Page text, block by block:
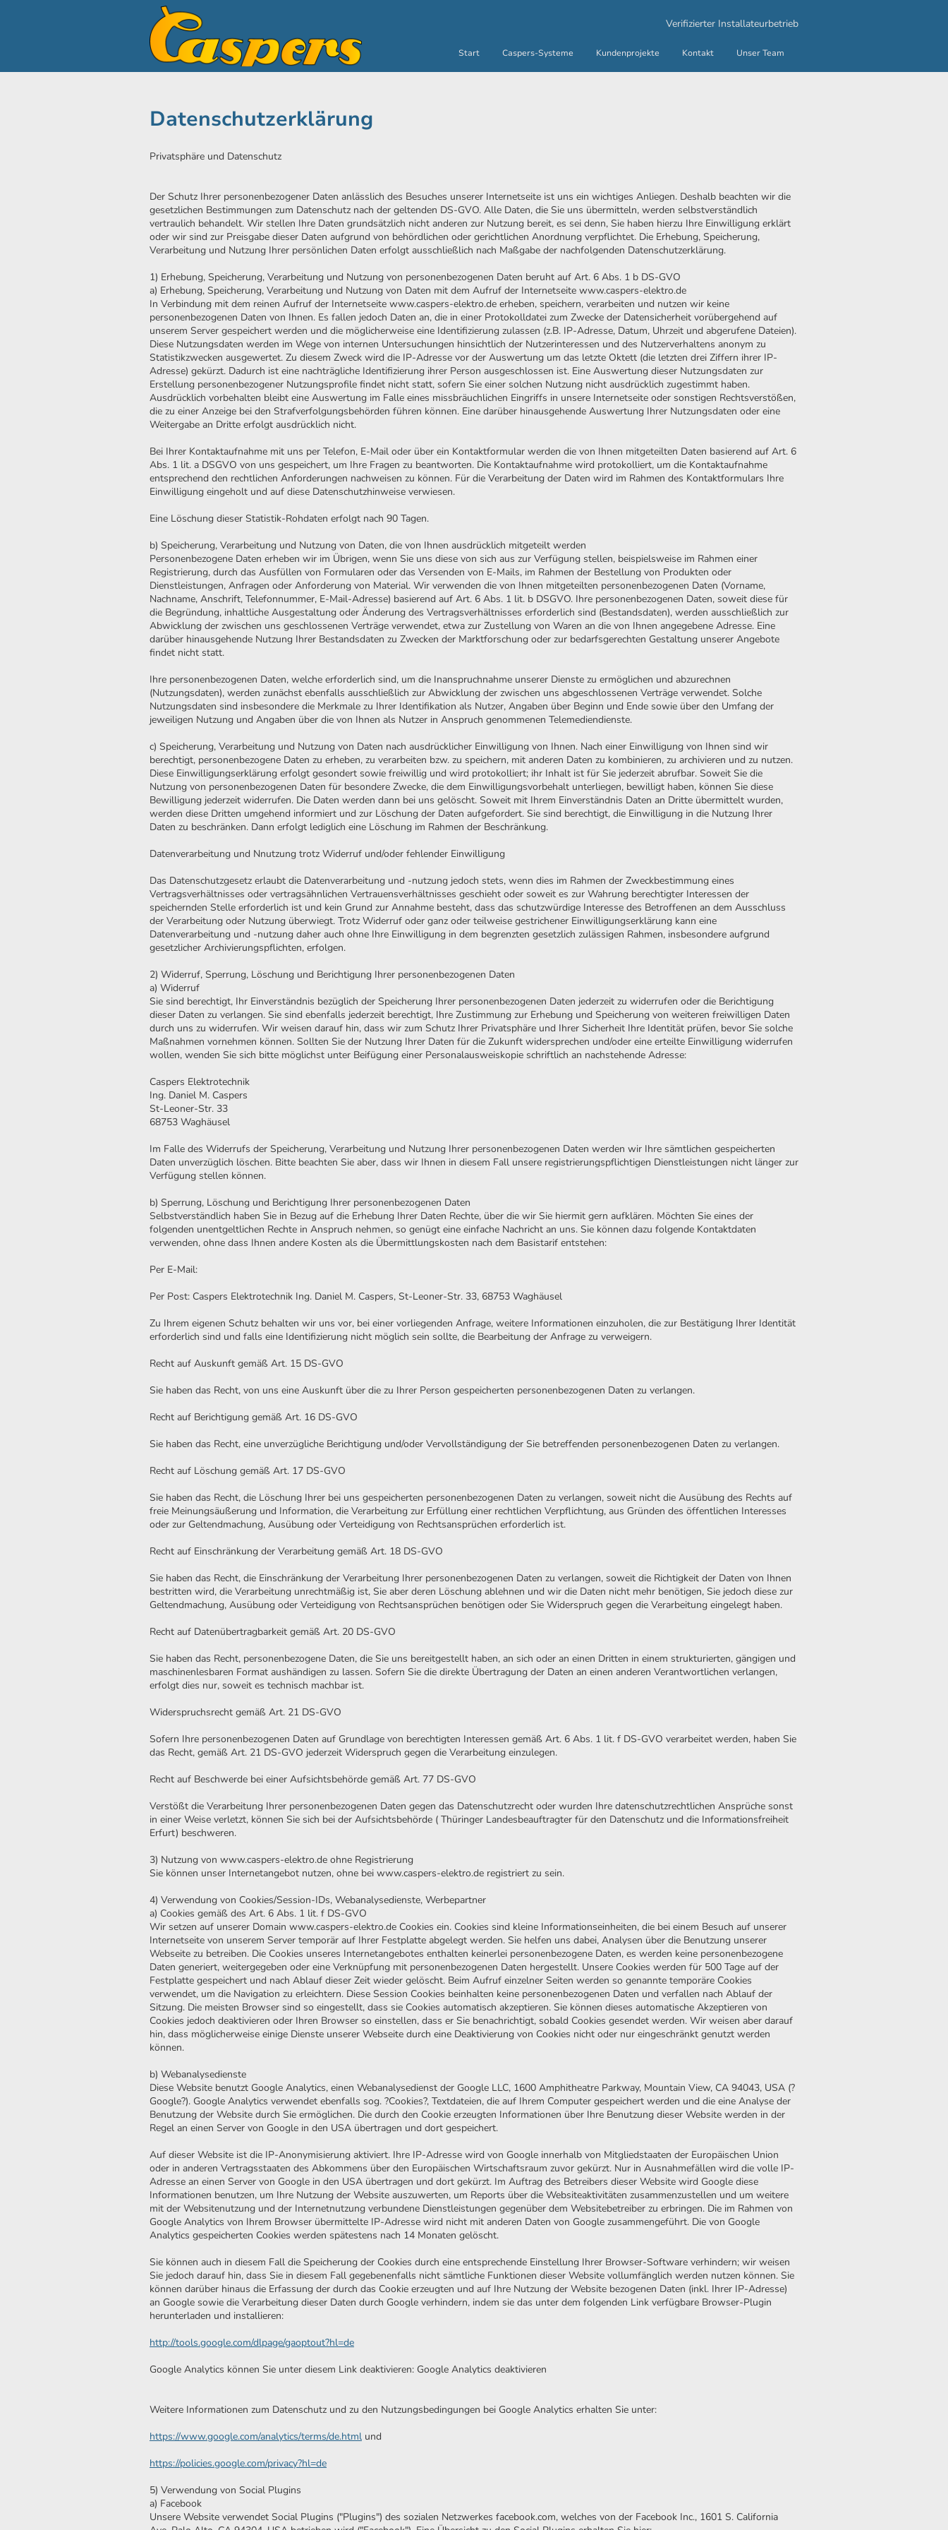
Verifizierter Installateurbetrieb
Start Caspers-Systeme Kundenprojekte Kontakt Unser Team
Datenschutzerklärung
Privatsphäre und Datenschutz
Der Schutz Ihrer personenbezogener Daten anlässlich des Besuches unserer Internetseite ist uns ein wichtiges Anliegen. Deshalb beachten wir die
gesetzlichen Bestimmungen zum Datenschutz nach der geltenden DS-GVO. Alle Daten, die Sie uns übermitteln, werden selbstverständlich
vertraulich behandelt. Wir stellen Ihre Daten grundsätzlich nicht anderen zur Nutzung bereit, es sei denn, Sie haben hierzu Ihre Einwilligung erklärt
oder wir sind zur Preisgabe dieser Daten aufgrund von behördlichen oder gerichtlichen Anordnung verpflichtet. Die Erhebung, Speicherung,
Verarbeitung und Nutzung Ihrer persönlichen Daten erfolgt ausschließlich nach Maßgabe der nachfolgenden Datenschutzerklärung.
1) Erhebung, Speicherung, Verarbeitung und Nutzung von personenbezogenen Daten beruht auf Art. 6 Abs. 1 b DS-GVO
a) Erhebung, Speicherung, Verarbeitung und Nutzung von Daten mit dem Aufruf der Internetseite www.caspers-elektro.de
In Verbindung mit dem reinen Aufruf der Internetseite www.caspers-elektro.de erheben, speichern, verarbeiten und nutzen wir keine
personenbezogenen Daten von Ihnen. Es fallen jedoch Daten an, die in einer Protokolldatei zum Zwecke der Datensicherheit vorübergehend auf
unserem Server gespeichert werden und die möglicherweise eine Identifizierung zulassen (z.B. IP-Adresse, Datum, Uhrzeit und abgerufene Dateien).
Diese Nutzungsdaten werden im Wege von internen Untersuchungen hinsichtlich der Nutzerinteressen und des Nutzerverhaltens anonym zu
Statistikzwecken ausgewertet. Zu diesem Zweck wird die IP-Adresse vor der Auswertung um das letzte Oktett (die letzten drei Ziffern ihrer IP-
Adresse) gekürzt. Dadurch ist eine nachträgliche Identifizierung ihrer Person ausgeschlossen ist. Eine Auswertung dieser Nutzungsdaten zur
Erstellung personenbezogener Nutzungsprofile findet nicht statt, sofern Sie einer solchen Nutzung nicht ausdrücklich zugestimmt haben.
Ausdrücklich vorbehalten bleibt eine Auswertung im Falle eines missbräuchlichen Eingriffs in unsere Internetseite oder sonstigen Rechtsverstößen,
die zu einer Anzeige bei den Strafverfolgungsbehörden führen können. Eine darüber hinausgehende Auswertung Ihrer Nutzungsdaten oder eine
Weitergabe an Dritte erfolgt ausdrücklich nicht.
Bei Ihrer Kontaktaufnahme mit uns per Telefon, E-Mail oder über ein Kontaktformular werden die von Ihnen mitgeteilten Daten basierend auf Art. 6
Abs. 1 lit. a DSGVO von uns gespeichert, um Ihre Fragen zu beantworten. Die Kontaktaufnahme wird protokolliert, um die Kontaktaufnahme
entsprechend den rechtlichen Anforderungen nachweisen zu können. Für die Verarbeitung der Daten wird im Rahmen des Kontaktformulars Ihre
Einwilligung eingeholt und auf diese Datenschutzhinweise verwiesen.
Eine Löschung dieser Statistik-Rohdaten erfolgt nach 90 Tagen.
b) Speicherung, Verarbeitung und Nutzung von Daten, die von Ihnen ausdrücklich mitgeteilt werden
Personenbezogene Daten erheben wir im Übrigen, wenn Sie uns diese von sich aus zur Verfügung stellen, beispielsweise im Rahmen einer
Registrierung, durch das Ausfüllen von Formularen oder das Versenden von E-Mails, im Rahmen der Bestellung von Produkten oder
Dienstleistungen, Anfragen oder Anforderung von Material. Wir verwenden die von Ihnen mitgeteilten personenbezogenen Daten (Vorname,
Nachname, Anschrift, Telefonnummer, E-Mail-Adresse) basierend auf Art. 6 Abs. 1 lit. b DSGVO. Ihre personenbezogenen Daten, soweit diese für
die Begründung, inhaltliche Ausgestaltung oder Änderung des Vertragsverhältnisses erforderlich sind (Bestandsdaten), werden ausschließlich zur
Abwicklung der zwischen uns geschlossenen Verträge verwendet, etwa zur Zustellung von Waren an die von Ihnen angegebene Adresse. Eine
darüber hinausgehende Nutzung Ihrer Bestandsdaten zu Zwecken der Marktforschung oder zur bedarfsgerechten Gestaltung unserer Angebote
findet nicht statt.
Ihre personenbezogenen Daten, welche erforderlich sind, um die Inanspruchnahme unserer Dienste zu ermöglichen und abzurechnen
(Nutzungsdaten), werden zunächst ebenfalls ausschließlich zur Abwicklung der zwischen uns abgeschlossenen Verträge verwendet. Solche
Nutzungsdaten sind insbesondere die Merkmale zu Ihrer Identifikation als Nutzer, Angaben über Beginn und Ende sowie über den Umfang der
jeweiligen Nutzung und Angaben über die von Ihnen als Nutzer in Anspruch genommenen Telemediendienste.
c) Speicherung, Verarbeitung und Nutzung von Daten nach ausdrücklicher Einwilligung von Ihnen. Nach einer Einwilligung von Ihnen sind wir
berechtigt, personenbezogene Daten zu erheben, zu verarbeiten bzw. zu speichern, mit anderen Daten zu kombinieren, zu archivieren und zu nutzen.
Diese Einwilligungserklärung erfolgt gesondert sowie freiwillig und wird protokolliert; ihr Inhalt ist für Sie jederzeit abrufbar. Soweit Sie die
Nutzung von personenbezogenen Daten für besondere Zwecke, die dem Einwilligungsvorbehalt unterliegen, bewilligt haben, können Sie diese
Bewilligung jederzeit widerrufen. Die Daten werden dann bei uns gelöscht. Soweit mit Ihrem Einverständnis Daten an Dritte übermittelt wurden,
werden diese Dritten umgehend informiert und zur Löschung der Daten aufgefordert. Sie sind berechtigt, die Einwilligung in die Nutzung Ihrer
Daten zu beschränken. Dann erfolgt lediglich eine Löschung im Rahmen der Beschränkung.
Datenverarbeitung und Nnutzung trotz Widerruf und/oder fehlender Einwilligung
Das Datenschutzgesetz erlaubt die Datenverarbeitung und -nutzung jedoch stets, wenn dies im Rahmen der Zweckbestimmung eines
Vertragsverhältnisses oder vertragsähnlichen Vertrauensverhältnisses geschieht oder soweit es zur Wahrung berechtigter Interessen der
speichernden Stelle erforderlich ist und kein Grund zur Annahme besteht, dass das schutzwürdige Interesse des Betroffenen an dem Ausschluss
der Verarbeitung oder Nutzung überwiegt. Trotz Widerruf oder ganz oder teilweise gestrichener Einwilligungserklärung kann eine
Datenverarbeitung und -nutzung daher auch ohne Ihre Einwilligung in dem begrenzten gesetzlich zulässigen Rahmen, insbesondere aufgrund
gesetzlicher Archivierungspflichten, erfolgen.
2) Widerruf, Sperrung, Löschung und Berichtigung Ihrer personenbezogenen Daten
a) Widerruf
Sie sind berechtigt, Ihr Einverständnis bezüglich der Speicherung Ihrer personenbezogenen Daten jederzeit zu widerrufen oder die Berichtigung
dieser Daten zu verlangen. Sie sind ebenfalls jederzeit berechtigt, Ihre Zustimmung zur Erhebung und Speicherung von weiteren freiwilligen Daten
durch uns zu widerrufen. Wir weisen darauf hin, dass wir zum Schutz Ihrer Privatsphäre und Ihrer Sicherheit Ihre Identität prüfen, bevor Sie solche
Maßnahmen vornehmen können. Sollten Sie der Nutzung Ihrer Daten für die Zukunft widersprechen und/oder eine erteilte Einwilligung widerrufen
wollen, wenden Sie sich bitte möglichst unter Beifügung einer Personalausweiskopie schriftlich an nachstehende Adresse:
Caspers Elektrotechnik
Ing. Daniel M. Caspers
St-Leoner-Str. 33
68753 Waghäusel
Im Falle des Widerrufs der Speicherung, Verarbeitung und Nutzung Ihrer personenbezogenen Daten werden wir Ihre sämtlichen gespeicherten
Daten unverzüglich löschen. Bitte beachten Sie aber, dass wir Ihnen in diesem Fall unsere registrierungspflichtigen Dienstleistungen nicht länger zur
Verfügung stellen können.
b) Sperrung, Löschung und Berichtigung Ihrer personenbezogenen Daten
Selbstverständlich haben Sie in Bezug auf die Erhebung Ihrer Daten Rechte, über die wir Sie hiermit gern aufklären. Möchten Sie eines der
folgenden unentgeltlichen Rechte in Anspruch nehmen, so genügt eine einfache Nachricht an uns. Sie können dazu folgende Kontaktdaten
verwenden, ohne dass Ihnen andere Kosten als die Übermittlungskosten nach dem Basistarif entstehen:
Per E-Mail:
Per Post: Caspers Elektrotechnik Ing. Daniel M. Caspers, St-Leoner-Str. 33, 68753 Waghäusel
Zu Ihrem eigenen Schutz behalten wir uns vor, bei einer vorliegenden Anfrage, weitere Informationen einzuholen, die zur Bestätigung Ihrer Identität
erforderlich sind und falls eine Identifizierung nicht möglich sein sollte, die Bearbeitung der Anfrage zu verweigern.
Recht auf Auskunft gemäß Art. 15 DS-GVO
Sie haben das Recht, von uns eine Auskunft über die zu Ihrer Person gespeicherten personenbezogenen Daten zu verlangen.
Recht auf Berichtigung gemäß Art. 16 DS-GVO
Sie haben das Recht, eine unverzügliche Berichtigung und/oder Vervollständigung der Sie betreffenden personenbezogenen Daten zu verlangen.
Recht auf Löschung gemäß Art. 17 DS-GVO
Sie haben das Recht, die Löschung Ihrer bei uns gespeicherten personenbezogenen Daten zu verlangen, soweit nicht die Ausübung des Rechts auf
freie Meinungsäußerung und Information, die Verarbeitung zur Erfüllung einer rechtlichen Verpflichtung, aus Gründen des öffentlichen Interesses
oder zur Geltendmachung, Ausübung oder Verteidigung von Rechtsansprüchen erforderlich ist.
Recht auf Einschränkung der Verarbeitung gemäß Art. 18 DS-GVO
Sie haben das Recht, die Einschränkung der Verarbeitung Ihrer personenbezogenen Daten zu verlangen, soweit die Richtigkeit der Daten von Ihnen
bestritten wird, die Verarbeitung unrechtmäßig ist, Sie aber deren Löschung ablehnen und wir die Daten nicht mehr benötigen, Sie jedoch diese zur
Geltendmachung, Ausübung oder Verteidigung von Rechtsansprüchen benötigen oder Sie Widerspruch gegen die Verarbeitung eingelegt haben.
Recht auf Datenübertragbarkeit gemäß Art. 20 DS-GVO
Sie haben das Recht, personenbezogene Daten, die Sie uns bereitgestellt haben, an sich oder an einen Dritten in einem strukturierten, gängigen und
maschinenlesbaren Format aushändigen zu lassen. Sofern Sie die direkte Übertragung der Daten an einen anderen Verantwortlichen verlangen,
erfolgt dies nur, soweit es technisch machbar ist.
Widerspruchsrecht gemäß Art. 21 DS-GVO
Sofern Ihre personenbezogenen Daten auf Grundlage von berechtigten Interessen gemäß Art. 6 Abs. 1 lit. f DS-GVO verarbeitet werden, haben Sie
das Recht, gemäß Art. 21 DS-GVO jederzeit Widerspruch gegen die Verarbeitung einzulegen.
Recht auf Beschwerde bei einer Aufsichtsbehörde gemäß Art. 77 DS-GVO
Verstößt die Verarbeitung Ihrer personenbezogenen Daten gegen das Datenschutzrecht oder wurden Ihre datenschutzrechtlichen Ansprüche sonst
in einer Weise verletzt, können Sie sich bei der Aufsichtsbehörde ( Thüringer Landesbeauftragter für den Datenschutz und die Informationsfreiheit
Erfurt) beschweren.
3) Nutzung von www.caspers-elektro.de ohne Registrierung
Sie können unser Internetangebot nutzen, ohne bei www.caspers-elektro.de registriert zu sein.
4) Verwendung von Cookies/Session-IDs, Webanalysedienste, Werbepartner
a) Cookies gemäß des Art. 6 Abs. 1 lit. f DS-GVO
Wir setzen auf unserer Domain www.caspers-elektro.de Cookies ein. Cookies sind kleine Informationseinheiten, die bei einem Besuch auf unserer
Internetseite von unserem Server temporär auf Ihrer Festplatte abgelegt werden. Sie helfen uns dabei, Analysen über die Benutzung unserer
Webseite zu betreiben. Die Cookies unseres Internetangebotes enthalten keinerlei personenbezogene Daten, es werden keine personenbezogene
Daten generiert, weitergegeben oder eine Verknüpfung mit personenbezogenen Daten hergestellt. Unsere Cookies werden für 500 Tage auf der
Festplatte gespeichert und nach Ablauf dieser Zeit wieder gelöscht. Beim Aufruf einzelner Seiten werden so genannte temporäre Cookies
verwendet, um die Navigation zu erleichtern. Diese Session Cookies beinhalten keine personenbezogenen Daten und verfallen nach Ablauf der
Sitzung. Die meisten Browser sind so eingestellt, dass sie Cookies automatisch akzeptieren. Sie können dieses automatische Akzeptieren von
Cookies jedoch deaktivieren oder Ihren Browser so einstellen, dass er Sie benachrichtigt, sobald Cookies gesendet werden. Wir weisen aber darauf
hin, dass möglicherweise einige Dienste unserer Webseite durch eine Deaktivierung von Cookies nicht oder nur eingeschränkt genutzt werden
können.
b) Webanalysedienste
Diese Website benutzt Google Analytics, einen Webanalysedienst der Google LLC, 1600 Amphitheatre Parkway, Mountain View, CA 94043, USA (?
Google?). Google Analytics verwendet ebenfalls sog. ?Cookies?, Textdateien, die auf Ihrem Computer gespeichert werden und die eine Analyse der
Benutzung der Website durch Sie ermöglichen. Die durch den Cookie erzeugten Informationen über Ihre Benutzung dieser Website werden in der
Regel an einen Server von Google in den USA übertragen und dort gespeichert.
Auf dieser Website ist die IP-Anonymisierung aktiviert. Ihre IP-Adresse wird von Google innerhalb von Mitgliedstaaten der Europäischen Union
oder in anderen Vertragsstaaten des Abkommens über den Europäischen Wirtschaftsraum zuvor gekürzt. Nur in Ausnahmefällen wird die volle IP-
Adresse an einen Server von Google in den USA übertragen und dort gekürzt. Im Auftrag des Betreibers dieser Website wird Google diese
Informationen benutzen, um Ihre Nutzung der Website auszuwerten, um Reports über die Websiteaktivitäten zusammenzustellen und um weitere
mit der Websitenutzung und der Internetnutzung verbundene Dienstleistungen gegenüber dem Websitebetreiber zu erbringen. Die im Rahmen von
Google Analytics von Ihrem Browser übermittelte IP-Adresse wird nicht mit anderen Daten von Google zusammengeführt. Die von Google
Analytics gespeicherten Cookies werden spätestens nach 14 Monaten gelöscht.
Sie können auch in diesem Fall die Speicherung der Cookies durch eine entsprechende Einstellung Ihrer Browser-Software verhindern; wir weisen
Sie jedoch darauf hin, dass Sie in diesem Fall gegebenenfalls nicht sämtliche Funktionen dieser Website vollumfänglich werden nutzen können. Sie
können darüber hinaus die Erfassung der durch das Cookie erzeugten und auf Ihre Nutzung der Website bezogenen Daten (inkl. Ihrer IP-Adresse)
an Google sowie die Verarbeitung dieser Daten durch Google verhindern, indem sie das unter dem folgenden Link verfügbare Browser-Plugin
herunterladen und installieren:
http://tools.google.com/dlpage/gaoptout?hl=de
Google Analytics können Sie unter diesem Link deaktivieren: Google Analytics deaktivieren
Weitere Informationen zum Datenschutz und zu den Nutzungsbedingungen bei Google Analytics erhalten Sie unter:
https://www.google.com/analytics/terms/de.html und
https://policies.google.com/privacy?hl=de
5) Verwendung von Social Plugins
a) Facebook
Unsere Website verwendet Social Plugins ("Plugins") des sozialen Netzwerkes facebook.com, welches von der Facebook Inc., 1601 S. California